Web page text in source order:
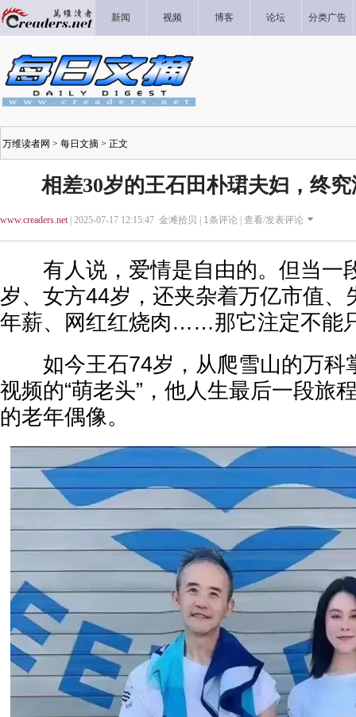
新闻 视频 博客 论坛 分类广告
万维读者网 > 每日文摘 > 正文
相差30岁的王石田朴珺夫妇，终
www.creaders.net| 2025-07-17 12:15:47 金滩拾贝 | 1条评论 | 查看/发表评论
有人说，爱情是自由的。但当一
岁、女方44岁，还夹杂着万亿市值、
年薪、网红红烧肉……那它注定不能
如今王石74岁，从爬雪山的万科
视频的“萌老头”，他人生最后一段旅
的老年偶像。